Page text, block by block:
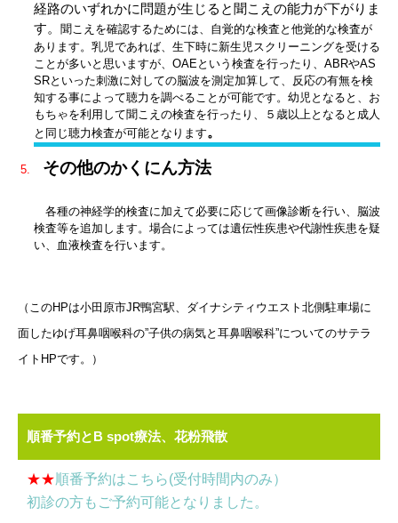
経路のいずれかに問題が生じると聞こえの能力が下がりま
す。
聞こえを確認するためには、自覚的な検査と他覚的な検査が
あります。乳児であれば、生下時に新生児スクリーニングを受ける
ことが多いと思いますが、OAEという検査を行ったり、ABRやAS
SRといった刺激に対しての脳波を測定加算して、反応の有無を検
知する事によって聴力を調べることが可能です。幼児となると、お
もちゃを利用して聞こえの検査を行ったり、５歳以上となると成人
と同じ聴力検査が可能となります。
その他のかくにん方法
各種の神経学的検査に加えて必要に応じて画像診断を行い、脳波
検査等を追加します。場合によっては遺伝性疾患や代謝性疾患を疑
い、血液検査を行います。
（このHPは小田原市JR鴨宮駅、ダイナシティウエスト北側駐車場に
面したゆげ耳鼻咽喉科の”子供の病気と耳鼻咽喉科”についてのサテラ
イトHPです。）
順番予約とB spot療法、花粉飛散
★★ 順番予約はこちら(受付時間内のみ）
初診の方もご予約可能となりました。